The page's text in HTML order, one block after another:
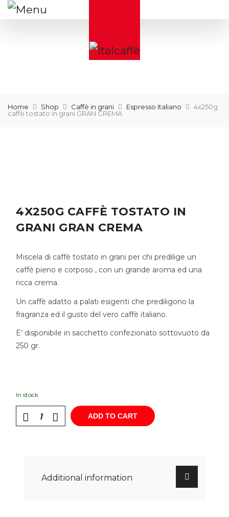
Home Shop Caffè in grani Espresso Italiano
4x250g
caffè tostato in grani GRAN CREMA
4X250G CAFFÈ TOSTATO IN
GRANI GRAN CREMA
Miscela di caffè tostato in grani per chi predilige un
caffè pieno e corposo , con un grande aroma ed una
ricca crema.
Un caffè adatto a palati esigenti che prediligono la
fragranza ed il gusto del vero caffè italiano.
E’ disponibile in sacchetto confezionato sottovuoto da
250 gr.
In stock
ADD TO CART
Additional information